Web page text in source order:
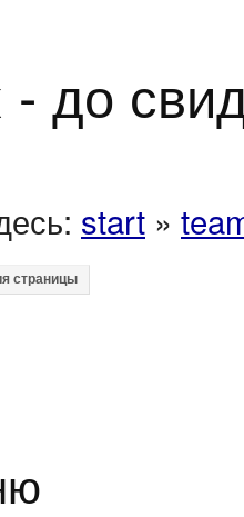
- до
start »